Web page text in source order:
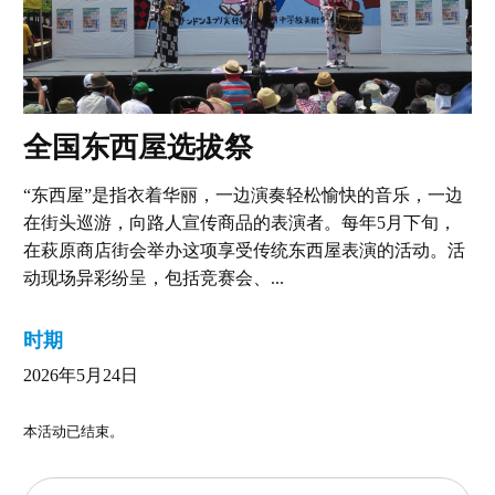
全国东西屋选拔祭
“东西屋”是指衣着华丽，一边演奏轻松愉快的音乐，一边
在街头巡游，向路人宣传商品的表演者。每年5月下旬，
在萩原商店街会举办这项享受传统东西屋表演的活动。活
动现场异彩纷呈，包括竞赛会、...
时期
2026年5月24日
本活动已结束。